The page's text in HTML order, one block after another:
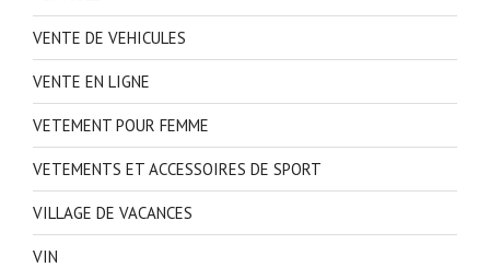
VENTE DE VEHICULES
VENTE EN LIGNE
VETEMENT POUR FEMME
VETEMENTS ET ACCESSOIRES DE SPORT
VILLAGE DE VACANCES
VIN